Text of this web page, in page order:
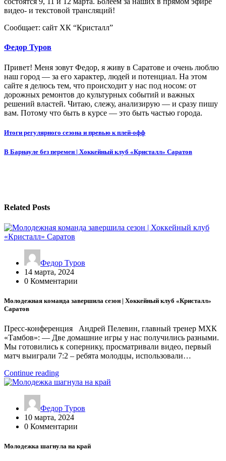
видео- и текстовой трансляций!
Сообщает: сайт ХК “Кристалл”
Федор Туров
Привет! Меня зовут Федор, я живу в Саратове и очень люблю
наш город — за его характер, людей и потенциал. На этом
сайте я делюсь тем, что происходит у нас под носом: от
дорожных ремонтов до культурных событий и важных
решений властей. Читаю, слежу, анализирую — и сразу пишу
вам. Потому что быть в курсе — это быть частью города.
Навигация
по
Итоги регулярного сезона и превью к плей-офф
В Барнауле без перемен | Хоккейный клуб «Кристалл» Саратов
Related Posts
Федор Туров
14 марта, 2024
0 Комментарии
Молодежная команда завершила сезон | Хоккейный клуб «Кристалл»
Саратов
Пресс-конференция Андрей Пелевин, главный тренер МХК
«Тамбов»: — Две домашние игры у нас получились разными.
Мы готовились к сопернику, просматривали видео, первый
матч выиграли 7:2 – ребята молодцы, использовали…
Continue reading
Федор Туров
10 марта, 2024
0 Комментарии
Молодежка шагнула на край